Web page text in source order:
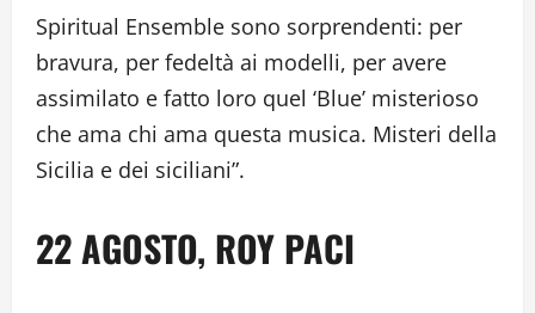
Spiritual Ensemble sono sorprendenti: per
bravura, per fedeltà ai modelli, per avere
assimilato e fatto loro quel ‘Blue’ misterioso
che ama chi ama questa musica. Misteri della
Sicilia e dei siciliani”.
22 AGOSTO, ROY PACI